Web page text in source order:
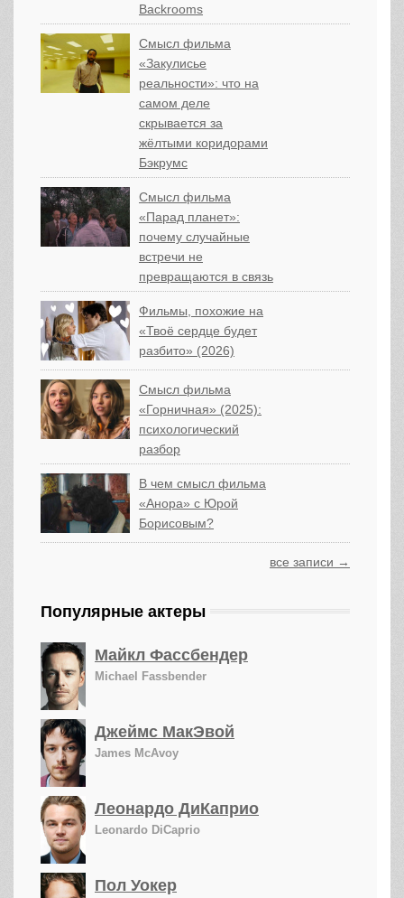
Backrooms
Смысл фильма
«Закулисье
реальности»: что на
самом деле
скрывается за
жёлтыми коридорами
Бэкрумс
Смысл фильма
«Парад планет»:
почему случайные
встречи не
превращаются в связь
Фильмы, похожие на
«Твоё сердце будет
разбито» (2026)
Смысл фильма
«Горничная» (2025):
психологический
разбор
В чем смысл фильма
«Анора» с Юрой
Борисовым?
все записи →
Популярные актеры
Майкл Фассбендер
Michael Fassbender
Джеймс МакЭвой
James McAvoy
Леонардо ДиКаприо
Leonardo DiCaprio
Пол Уокер